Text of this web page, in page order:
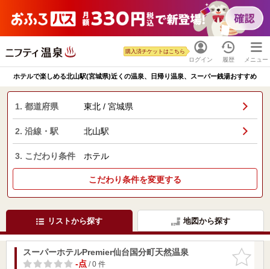
ログイン
購入済チケットはこちら
履歴 メニュー
ホテルで楽しめる北山駅(宮城県)近くの温泉、日帰り温泉、スーパー銭湯おすすめ
1. 都道府県 東北 / 宮城県
2. 沿線・駅 北山駅
3. こだわり条件 ホテル
こだわり条件を変更する
リストから探す 地図から探す
お気に入
りに追加
スーパーホテルPremier仙台国分町天然温泉
-点/ 0 件